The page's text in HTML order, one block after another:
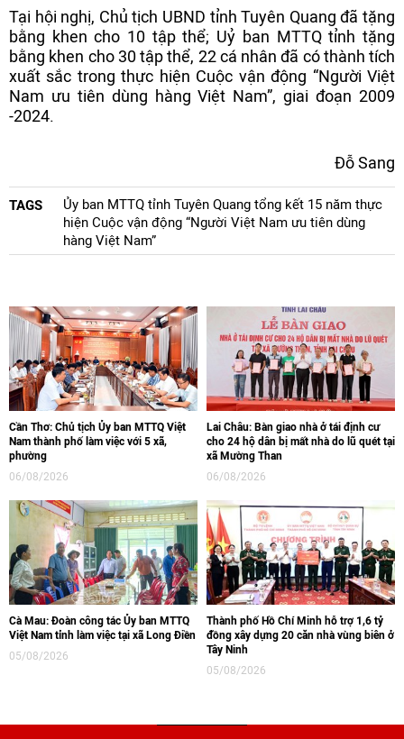
Tại hội nghị, Chủ tịch UBND tỉnh Tuyên Quang đã tặng
bằng khen cho 10 tập thể; Uỷ ban MTTQ tỉnh tặng
bằng khen cho 30 tập thể, 22 cá nhân đã có thành tích
xuất sắc trong thực hiện Cuộc vận động “Người Việt
Nam ưu tiên dùng hàng Việt Nam”, giai đoạn 2009
-2024.
Đỗ Sang
TAGS
Ủy ban MTTQ tỉnh Tuyên Quang tổng kết 15 năm thực
hiện Cuộc vận động “Người Việt Nam ưu tiên dùng
hàng Việt Nam”
Cần Thơ: Chủ tịch Ủy ban MTTQ Việt
Nam thành phố làm việc với 5 xã,
phường
06/08/2026
Lai Châu: Bàn giao nhà ở tái định cư
cho 24 hộ dân bị mất nhà do lũ quét tại
xã Mường Than
06/08/2026
Cà Mau: Đoàn công tác Ủy ban MTTQ
Việt Nam tỉnh làm việc tại xã Long Điền
05/08/2026
Thành phố Hồ Chí Minh hỗ trợ 1,6 tỷ
đồng xây dựng 20 căn nhà vùng biên ở
Tây Ninh
05/08/2026